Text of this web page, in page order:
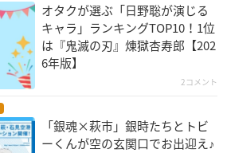
オタクが選ぶ「日野聡が演じる
キャラ」ランキングTOP10！1位
は『鬼滅の刃』煉󠄁獄杏寿郎【202
6年版】
2コメント
「銀魂×萩市」銀時たちとトビ
ーくんが空の玄関口でお出迎え♪